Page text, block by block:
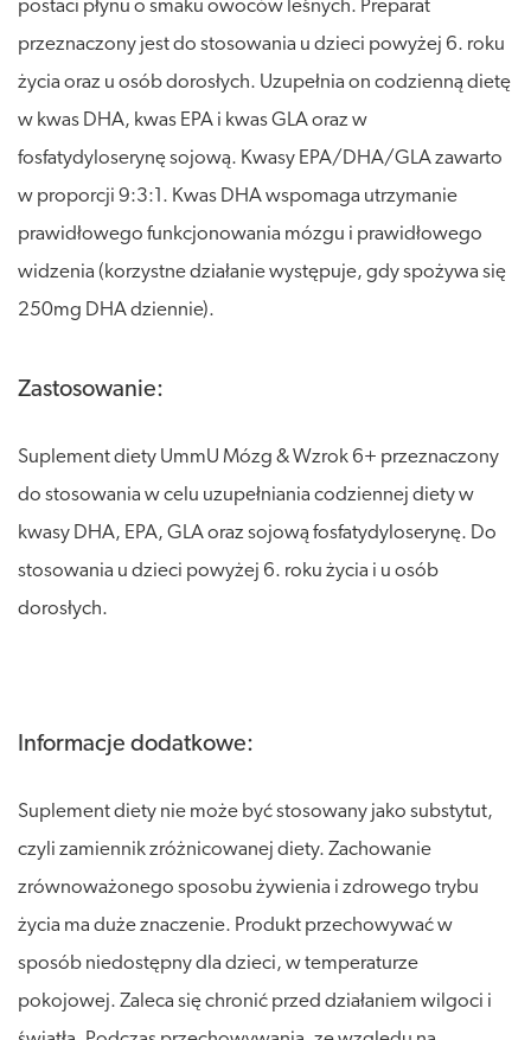
postaci płynu o smaku owoców leśnych. Preparat
przeznaczony jest do stosowania u dzieci powyżej 6. roku
życia oraz u osób dorosłych. Uzupełnia on codzienną dietę
w kwas DHA, kwas EPA i kwas GLA oraz w
fosfatydyloserynę sojową. Kwasy EPA/DHA/GLA zawarto
w proporcji 9:3:1. Kwas DHA wspomaga utrzymanie
prawidłowego funkcjonowania mózgu i prawidłowego
widzenia (korzystne działanie występuje, gdy spożywa się
250mg DHA dziennie).
Zastosowanie:
Suplement diety UmmU Mózg & Wzrok 6+ przeznaczony
do stosowania w celu uzupełniania codziennej diety w
kwasy DHA, EPA, GLA oraz sojową fosfatydyloserynę. Do
stosowania u dzieci powyżej 6. roku życia i u osób
dorosłych.
Informacje dodatkowe:
Suplement diety nie może być stosowany jako substytut,
czyli zamiennik zróżnicowanej diety. Zachowanie
zrównoważonego sposobu żywienia i zdrowego trybu
życia ma duże znaczenie. Produkt przechowywać w
sposób niedostępny dla dzieci, w temperaturze
pokojowej. Zaleca się chronić przed działaniem wilgoci i